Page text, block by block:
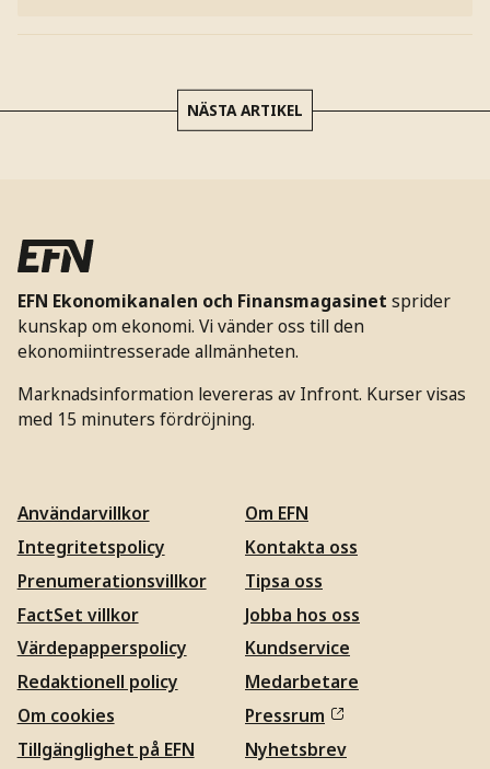
NÄSTA ARTIKEL
EFN Ekonomikanalen och Finansmagasinet sprider
kunskap om ekonomi. Vi vänder oss till den
ekonomiintresserade allmänheten.
Marknadsinformation levereras av Infront. Kurser visas
med 15 minuters fördröjning.
Användarvillkor
Integritetspolicy
Prenumerationsvillkor
FactSet villkor
Värdepapperspolicy
Redaktionell policy
Om cookies
Tillgänglighet på EFN
Om EFN
Kontakta oss
Tipsa oss
Jobba hos oss
Kundservice
Medarbetare
Pressrum
Nyhetsbrev